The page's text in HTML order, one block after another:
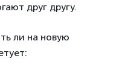
друг другу.
ли на новую